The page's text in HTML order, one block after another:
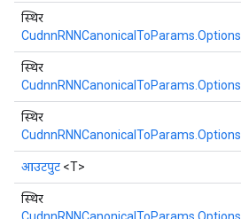
स्थिर
CudnnRNNCanonicalToParams.Options
स्थिर
CudnnRNNCanonicalToParams.Options
स्थिर
CudnnRNNCanonicalToParams.Options
आउटपुट <T>
स्थिर